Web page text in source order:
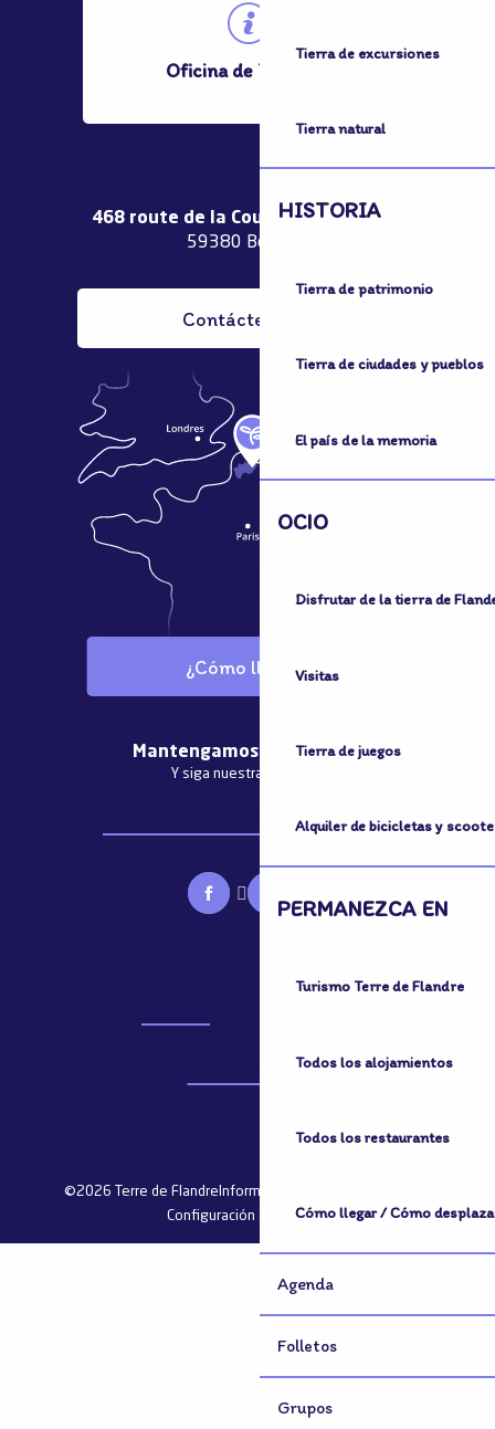
Tierra de excursiones
Tierra natural
HISTORIA
Tierra de patrimonio
Tierra de ciudades y pueblos
El país de la memoria
OCIO
Disfrutar de la tierra de
Visitas
Tierra de juegos
Alquiler de bicicletas y
PERMANEZCA EN
Turismo Terre de Flandre
Todos los alojamientos
Todos los restaurantes
Cómo llegar / Cómo
Agenda
Folletos
Grupos
Oficina de Turismo
468 route de la Couronne de Bierne
59380 Bergues
Contáctenos
¿Cómo llegar?
Mantengamos el contacto
Y siga nuestras noticias
Suscríbete al boletín informativo
Profesionales
©2026 Terre de Flandre Información jurídica
Configuración de cookies